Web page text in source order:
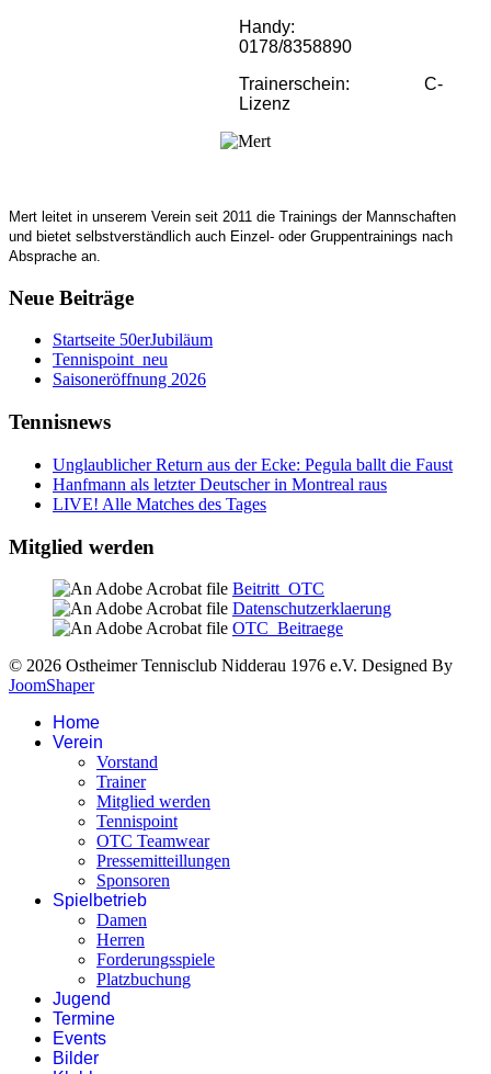
Handy:
0178/8358890
Trainerschein: C-
Lizenz
Mert leitet in unserem Verein seit 2011 die Trainings der Mannschaften
und bietet selbstverständlich auch Einzel- oder Gruppentrainings nach
Absprache an.
Neue Beiträge
Startseite 50erJubiläum
Tennispoint_neu
Saisoneröffnung 2026
Tennisnews
Unglaublicher Return aus der Ecke: Pegula ballt die Faust
Hanfmann als letzter Deutscher in Montreal raus
LIVE! Alle Matches des Tages
Mitglied werden
Beitritt_OTC
Datenschutzerklaerung
OTC_Beitraege
© 2026 Ostheimer Tennisclub Nidderau 1976 e.V. Designed By
JoomShaper
Home
Verein
Vorstand
Trainer
Mitglied werden
Tennispoint
OTC Teamwear
Pressemitteillungen
Sponsoren
Spielbetrieb
Damen
Herren
Forderungsspiele
Platzbuchung
Jugend
Termine
Events
Bilder